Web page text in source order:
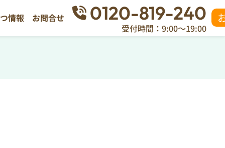
情報 お問合せ 0120-819-240
受付時間：9:00～19:00